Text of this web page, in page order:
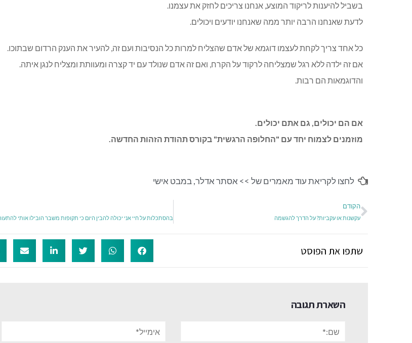
בשביל להיענות לריקוד המוצע, אנחנו צריכים לחזק את עצמנו.
לדעת שאנחנו הרבה יותר ממה שאנחנו יודעים ויכולים.
כל אחד צריך לקחת לעצמו דוגמא של אדם שהצליח למרות כל הנסיבות ועם זה, להעיר את הענק הרדום שבתוכו.
אם זה ילדה ללא רגל שמצליחה לרקוד על הקרח, ואם זה אדם שנולד עם יד קצרה ומעוותת ומצליח לנגן איתה.
והדוגמאות הם רבות.
אם הם יכולים, גם אתם יכולים.
מוזמנים לצמוח יחד עם "החלופה הרגשית" בקורס תהודת הזהות החדשה.
לחצו לקריאת עוד מאמרים של >> אסתר אדלר,במבט אישי
הקודם
עקשנות או עקביות? על הדרך להגשמה
שתפו את הפוסט
השארת תגובה